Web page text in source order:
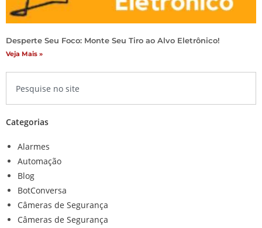
Desperte Seu Foco: Monte Seu Tiro ao Alvo Eletrônico!
Veja Mais »
Categorias
Alarmes
Automação
Blog
BotConversa
Câmeras de Segurança
Câmeras de Segurança